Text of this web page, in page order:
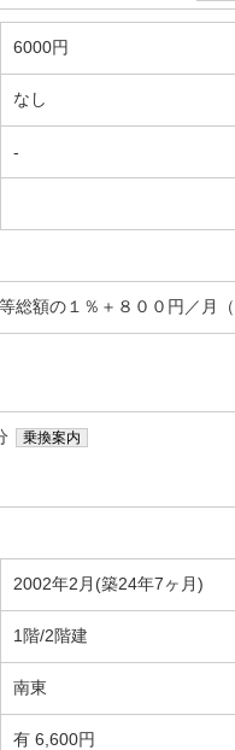
6000円
なし
-
額の１％＋８００円／月（
乗換案内
2002年2月(築24年7ヶ月)
1階/2階建
南東
有 6,600円